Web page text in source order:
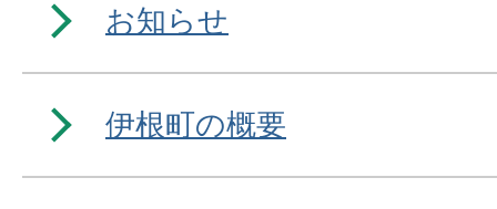
お知らせ
伊根町の概要